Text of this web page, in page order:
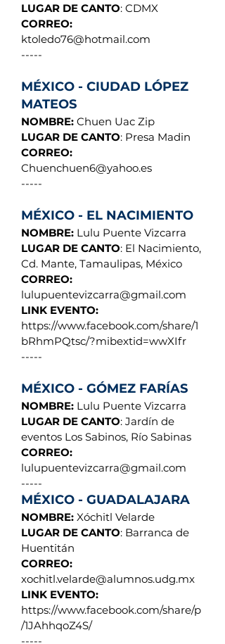
LUGAR DE CANTO: CDMX
CORREO:
ktoledo76@hotmail.com
-----
MÉXICO - CIUDAD LÓPEZ
MATEOS
NOMBRE: Chuen Uac Zip
LUGAR DE CANTO: Presa Madin
CORREO:
Chuenchuen6@yahoo.es
-----
MÉXICO - EL NACIMIENTO
NOMBRE: Lulu Puente Vizcarra
LUGAR DE CANTO: El Nacimiento,
Cd. Mante, Tamaulipas, México
CORREO:
lulupuentevizcarra@gmail.com
LINK EVENTO:
https://www.facebook.com/share/1
bRhmPQtsc/?mibextid=wwXIfr
-----
MÉXICO - GÓMEZ FARÍAS
NOMBRE: Lulu Puente Vizcarra
LUGAR DE CANTO: Jardín de
eventos Los Sabinos, Río Sabinas
CORREO:
lulupuentevizcarra@gmail.com
-----
MÉXICO - GUADALAJARA
NOMBRE: Xóchitl Velarde
LUGAR DE CANTO: Barranca de
Huentitán
CORREO:
xochitl.velarde@alumnos.udg.mx
LINK EVENTO:
https://www.facebook.com/share/p
/1JAhhqoZ4S/
-----